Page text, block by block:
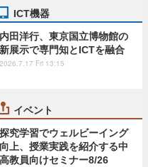
ICT機器
内田洋行、東京国立博物館の
新展示で専門知とICTを融合
2026.7.17 Fri 13:15
イベント
探究学習でウェルビーイング
向上、授業実践を紹介する中
高教員向けセミナー8/26